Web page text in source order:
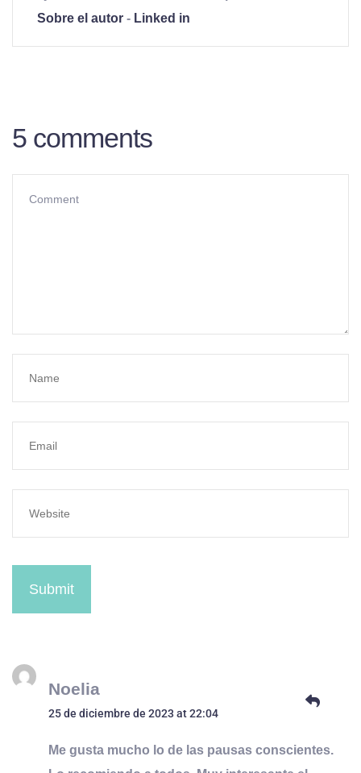
Sobre el autor - Linked in
5 comments
Submit
Noelia
25 de diciembre de 2023 at 22:04
Me gusta mucho lo de las pausas conscientes.